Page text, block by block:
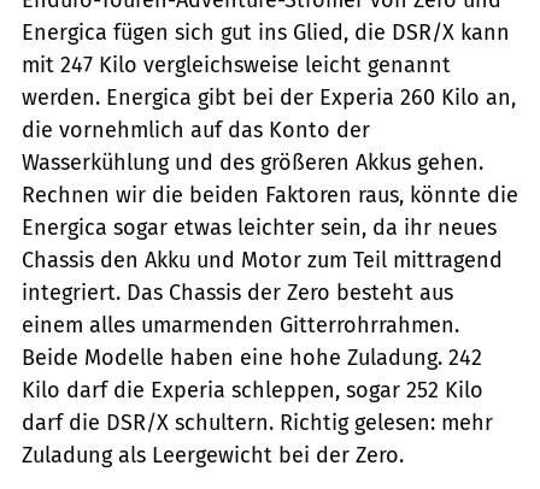
Energica fügen sich gut ins Glied, die DSR/X kann
mit 247 Kilo vergleichsweise leicht genannt
werden. Energica gibt bei der Experia 260 Kilo an,
die vornehmlich auf das Konto der
Wasserkühlung und des größeren Akkus gehen.
Rechnen wir die beiden Faktoren raus, könnte die
Energica sogar etwas leichter sein, da ihr neues
Chassis den Akku und Motor zum Teil mittragend
integriert. Das Chassis der Zero besteht aus
einem alles umarmenden Gitterrohrrahmen.
Beide Modelle haben eine hohe Zuladung. 242
Kilo darf die Experia schleppen, sogar 252 Kilo
darf die DSR/X schultern. Richtig gelesen: mehr
Zuladung als Leergewicht bei der Zero.